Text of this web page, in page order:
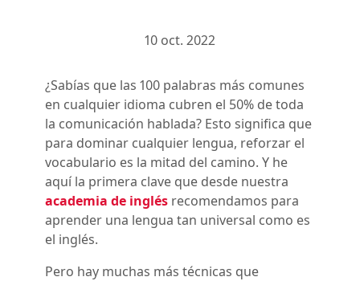
10 oct. 2022
¿Sabías que las 100 palabras más comunes
en cualquier idioma cubren el 50% de toda
la comunicación hablada? Esto significa que
para dominar cualquier lengua, reforzar el
vocabulario es la mitad del camino. Y he
aquí la primera clave que desde nuestra
academia de inglés recomendamos para
aprender una lengua tan universal como es
el inglés.
Pero hay muchas más técnicas que